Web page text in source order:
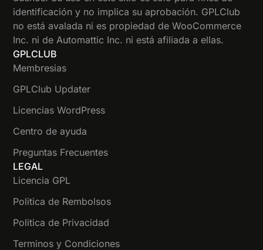
identificación y no implica su aprobación. GPLClub
no está avalada ni es propiedad de WooCommerce
Inc. ni de Automattic Inc. ni está afiliada a ellas.
GPLCLUB
Membresias
GPLClub Updater
Licencias WordPress
Centro de ayuda
Preguntas Frecuentes
LEGAL
Licencia GPL
Politica de Rembolsos
Politica de Privacidad
Terminos y Condiciones